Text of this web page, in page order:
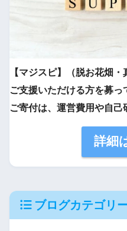
【マジスピ】（脱お花畑
ご支援いただける方を募っ
ご寄付は、運営費用や自己
詳細
ブログカテゴリ